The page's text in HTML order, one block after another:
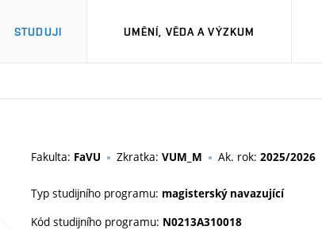
STUDUJI UMĚNÍ, VĚDA A VÝZKUM
Fakulta: FaVU Zkratka: VUM_M Ak. rok: 2025/2026
Typ studijního programu: magisterský navazující
Kód studijního programu: N0213A310018